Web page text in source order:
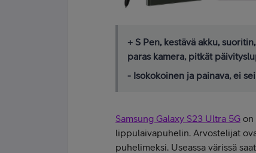
+ S Pen, kestävä akku,
paras kamera, pitkät
- Isokokoinen ja painava, ei
Samsung Galaxy S23 Ultra 5G on
lippulaivapuhelin. Arvostelijat
puhelimeksi. Useassa värissä